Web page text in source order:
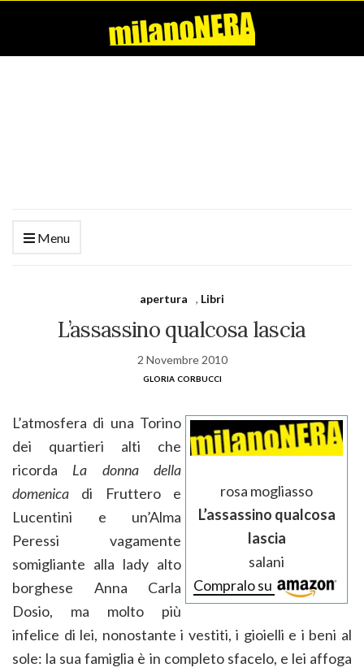
Menu
apertura , Libri
L’assassino qualcosa lascia
2 Novembre 2010
gloria corbucci
rosa mogliasso
L’assassino qualcosa
lascia
salani
Compralo su
L’atmosfera di una Torino
dei quartieri alti che
ricorda La donna della
domenica di Fruttero e
Lucentini e un’Alma
Peressi vagamente
somigliante alla lady alto
borghese Anna Carla
Dosio, ma molto più
infelice di lei, nonostante i vestiti, i gioielli e i beni al
sole: la sua famiglia è in completo sfacelo, e lei affoga